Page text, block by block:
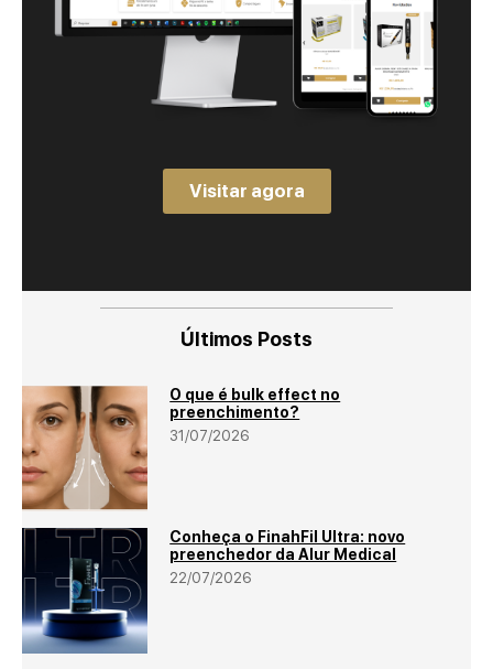
Visitar agora
Últimos Posts
O que é bulk effect no
preenchimento?
31/07/2026
Conheça o FinahFil Ultra: novo
preenchedor da Alur Medical
22/07/2026